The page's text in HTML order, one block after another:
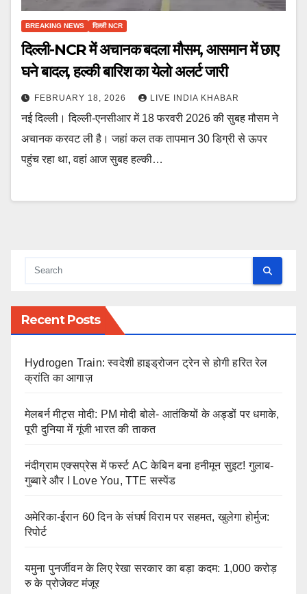
BREAKING NEWS दिल्ली NCR
दिल्ली-NCR में अचानक बदला मौसम, आसमान में छाए
घने बादल, हल्की बारिश का येलो अलर्ट जारी
FEBRUARY 18, 2026 LIVE INDIA KHABAR
नई दिल्ली। दिल्ली-एनसीआर में 18 फरवरी 2026 की सुबह मौसम ने
अचानक करवट ली है। जहां कल तक तापमान 30 डिग्री से ऊपर
पहुंच रहा था, वहां आज सुबह हल्की…
Recent Posts
Hydrogen Train: स्वदेशी हाइड्रोजन ट्रेन से होगी हरित रेल
क्रांति का आगाज़
मेलबर्न मीट्स मोदी: PM मोदी बोले- आतंकियों के अड्डों पर धमाके,
पूरी दुनिया में गूंजी भारत की ताकत
नंदीग्राम एक्सप्रेस में फर्स्ट AC केबिन बना हनीमून सुइट! गुलाब-
गुब्बारे और I Love You, TTE सस्पेंड
अमेरिका-ईरान 60 दिन के संघर्ष विराम पर सहमत, खुलेगा होर्मुज:
रिपोर्ट
यमुना पुनर्जीवन के लिए रेखा सरकार का बड़ा कदम: 1,000 करोड़
रु के प्रोजेक्ट मंजूर